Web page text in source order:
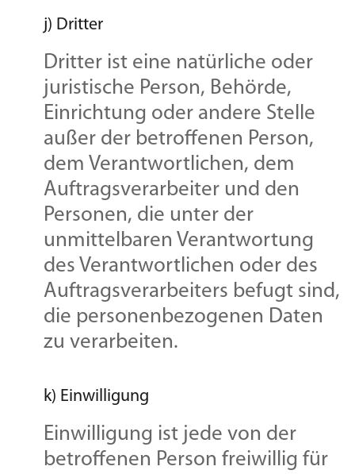
j) Dritter
Dritter ist eine natürliche oder
juristische Person, Behörde,
Einrichtung oder andere Stelle
außer der betroffenen Person,
dem Verantwortlichen, dem
Auftragsverarbeiter und den
Personen, die unter der
unmittelbaren Verantwortung
des Verantwortlichen oder des
Auftragsverarbeiters befugt sind,
die personenbezogenen Daten
zu verarbeiten.
k) Einwilligung
Einwilligung ist jede von der
betroffenen Person freiwillig für